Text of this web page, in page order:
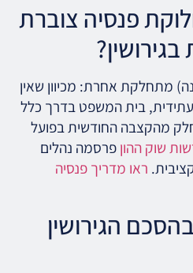
פנסיה צוברת
מתחלקת אחרת: מכיוון שאין
בית המשפט בדרך כלל
מהקצבה החודשית בפועל
שוק ההוןפרסמה נהלים
ראו מדריך פנסיה
הגירושין